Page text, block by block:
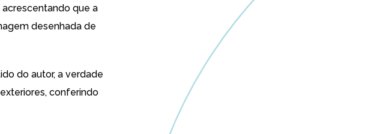
acrescentando que a
desenhada de
do autor, a verdade
conferindo